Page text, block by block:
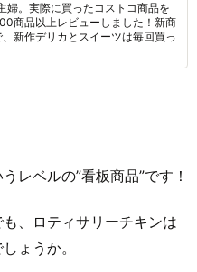
婦。実際に買ったコストコ商品を
商品以上レビューしました！新商
新作デリカとスイーツは毎回買っ
レベルの”看板商品”です！
、ロティサリーチキンは
ょうか。